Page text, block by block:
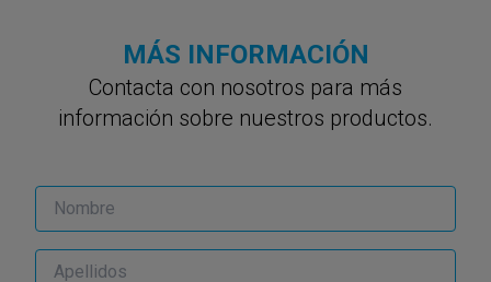
MÁS INFORMACIÓN
Contacta con nosotros para más
información sobre nuestros productos.